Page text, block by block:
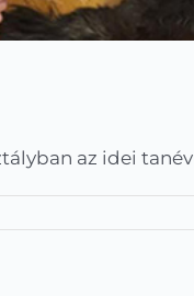
az idei tanév